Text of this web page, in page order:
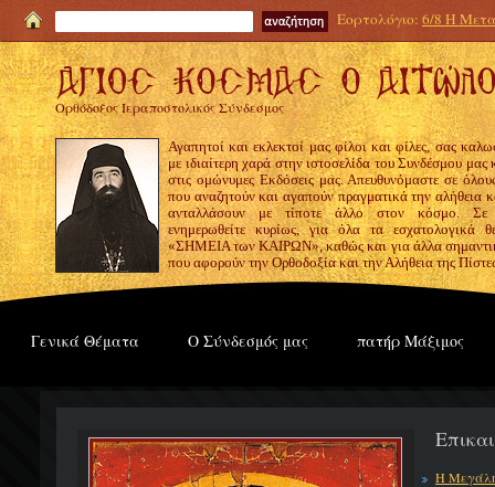
Εορτολόγιο: 6/8 Η
Ορθόδοξος Ιεραποστολικός Σύνδεσμος
Αγαπητοί και εκλεκτοί μας φίλοι και φίλες, σας
με ιδιαίτερη χαρά στην ιστοσελίδα του Συνδέσμου μας
στις ομώνυμες Εκδόσεις μας. Απευθυνόμαστε σε
που αναζητούν και αγαπούν πραγματικά την αλήθεια
ανταλλάσουν με τίποτε άλλο στον κόσμο.
ενημερωθείτε κυρίως, για όλα τα εσχατολογικά
«ΣΗΜΕΙΑ των ΚΑΙΡΩΝ», καθώς και για άλλα
που αφορούν την Ορθοδοξία και την Αλήθεια της
Γενικά Θέματα Ο Σύνδεσμός μας πατήρ Μάξιμος
Η Μεγάλη